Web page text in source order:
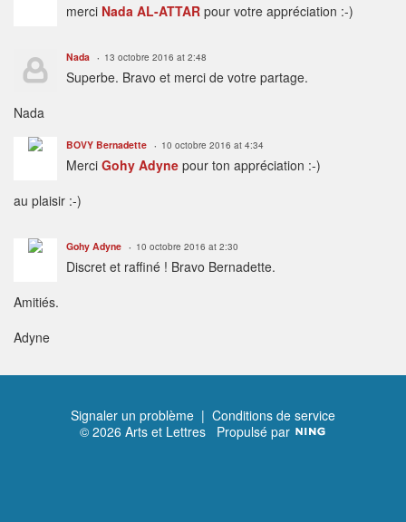
merci Nada AL-ATTAR pour votre appréciation :-)
Nada 13 octobre 2016 at 2:48
Superbe. Bravo et merci de votre partage.
Nada
BOVY Bernadette 10 octobre 2016 at 4:34
Merci Gohy Adyne pour ton appréciation :-)
au plaisir :-)
Gohy Adyne 10 octobre 2016 at 2:30
Discret et raffiné ! Bravo Bernadette.
Amitiés.
Adyne
Signaler un problème | Conditions de service
© 2026 Arts et Lettres Propulsé par